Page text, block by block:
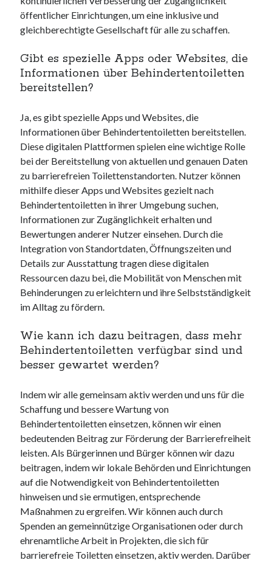
öffentlicher Einrichtungen, um eine inklusive und
gleichberechtigte Gesellschaft für alle zu schaffen.
Gibt es spezielle Apps oder Websites, die
Informationen über Behindertentoiletten
bereitstellen?
Ja, es gibt spezielle Apps und Websites, die
Informationen über Behindertentoiletten bereitstellen.
Diese digitalen Plattformen spielen eine wichtige Rolle
bei der Bereitstellung von aktuellen und genauen Daten
zu barrierefreien Toilettenstandorten. Nutzer können
mithilfe dieser Apps und Websites gezielt nach
Behindertentoiletten in ihrer Umgebung suchen,
Informationen zur Zugänglichkeit erhalten und
Bewertungen anderer Nutzer einsehen. Durch die
Integration von Standortdaten, Öffnungszeiten und
Details zur Ausstattung tragen diese digitalen
Ressourcen dazu bei, die Mobilität von Menschen mit
Behinderungen zu erleichtern und ihre Selbstständigkeit
im Alltag zu fördern.
Wie kann ich dazu beitragen, dass mehr
Behindertentoiletten verfügbar sind und
besser gewartet werden?
Indem wir alle gemeinsam aktiv werden und uns für die
Schaffung und bessere Wartung von
Behindertentoiletten einsetzen, können wir einen
bedeutenden Beitrag zur Förderung der Barrierefreiheit
leisten. Als Bürgerinnen und Bürger können wir dazu
beitragen, indem wir lokale Behörden und Einrichtungen
auf die Notwendigkeit von Behindertentoiletten
hinweisen und sie ermutigen, entsprechende
Maßnahmen zu ergreifen. Wir können auch durch
Spenden an gemeinnützige Organisationen oder durch
ehrenamtliche Arbeit in Projekten, die sich für
barrierefreie Toiletten einsetzen, aktiv werden. Darüber